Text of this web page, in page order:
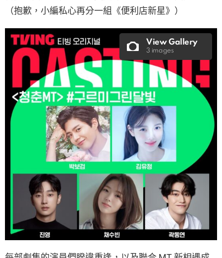
（抱歉，小編私心再分一組《便利店新星》）
View Gallery
3 images